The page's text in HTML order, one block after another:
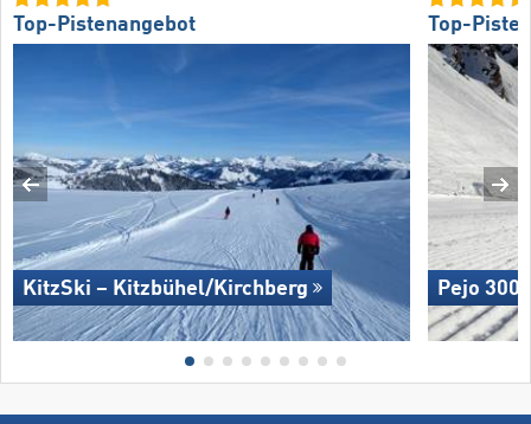
Top-Pistenangebot
KitzSki – Kitzbühel/​Kirchberg
Top-
Pejo 3000